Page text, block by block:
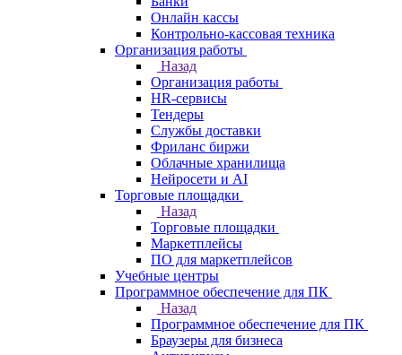
Онлайн кассы
Контрольно-кассовая техника
Организация работы
Назад
Организация работы
HR-сервисы
Тендеры
Службы доставки
Фриланс биржи
Облачные хранилища
Нейросети и AI
Торговые площадки
Назад
Торговые площадки
Маркетплейсы
ПО для маркетплейсов
Учебные центры
Программное обеспечение для ПК
Назад
Программное обеспечение для ПК
Браузеры для бизнеса